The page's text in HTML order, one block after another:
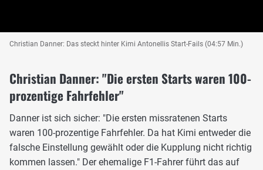
Christian Danner: Das steckt hinter Kimi Antonellis Start-Fails (04:57 Min.)
Christian Danner: "Die ersten Starts waren 100-
prozentige Fahrfehler"
Danner ist sich sicher: "Die ersten missratenen Starts
waren 100-prozentige Fahrfehler. Da hat Kimi entweder die
falsche Einstellung gewählt oder die Kupplung nicht richtig
kommen lassen." Der ehemalige F1-Fahrer führt das auf